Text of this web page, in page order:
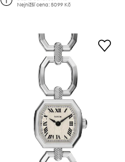
Nejnižší cena:5099 Kč